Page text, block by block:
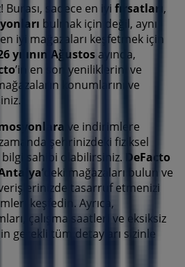
sadece en iyi fırsatları ,
bulmak için değil, aynı
en iyi mağazaları keşfetmek için
yılının Ağustosayında,
’in en son yeniliklerini ve
konumlarını ve
ve indirimlere
şehrinizdeki fiziksel
bilgi sahibi olabilirsiniz. DeFacto
’deki mağazaları bulun ve
tasarruf etmenizi
keşfedin. Ayrıca,
çalışma saatleri ve eksiksiz
gerekli tüm detayları sizinle